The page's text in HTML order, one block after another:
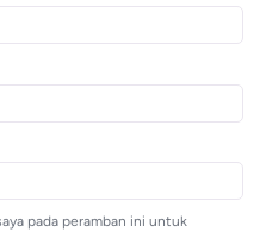
pada peramban ini untuk